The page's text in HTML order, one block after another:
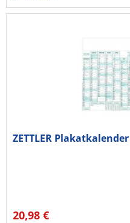
ZETTLER
20,98 €